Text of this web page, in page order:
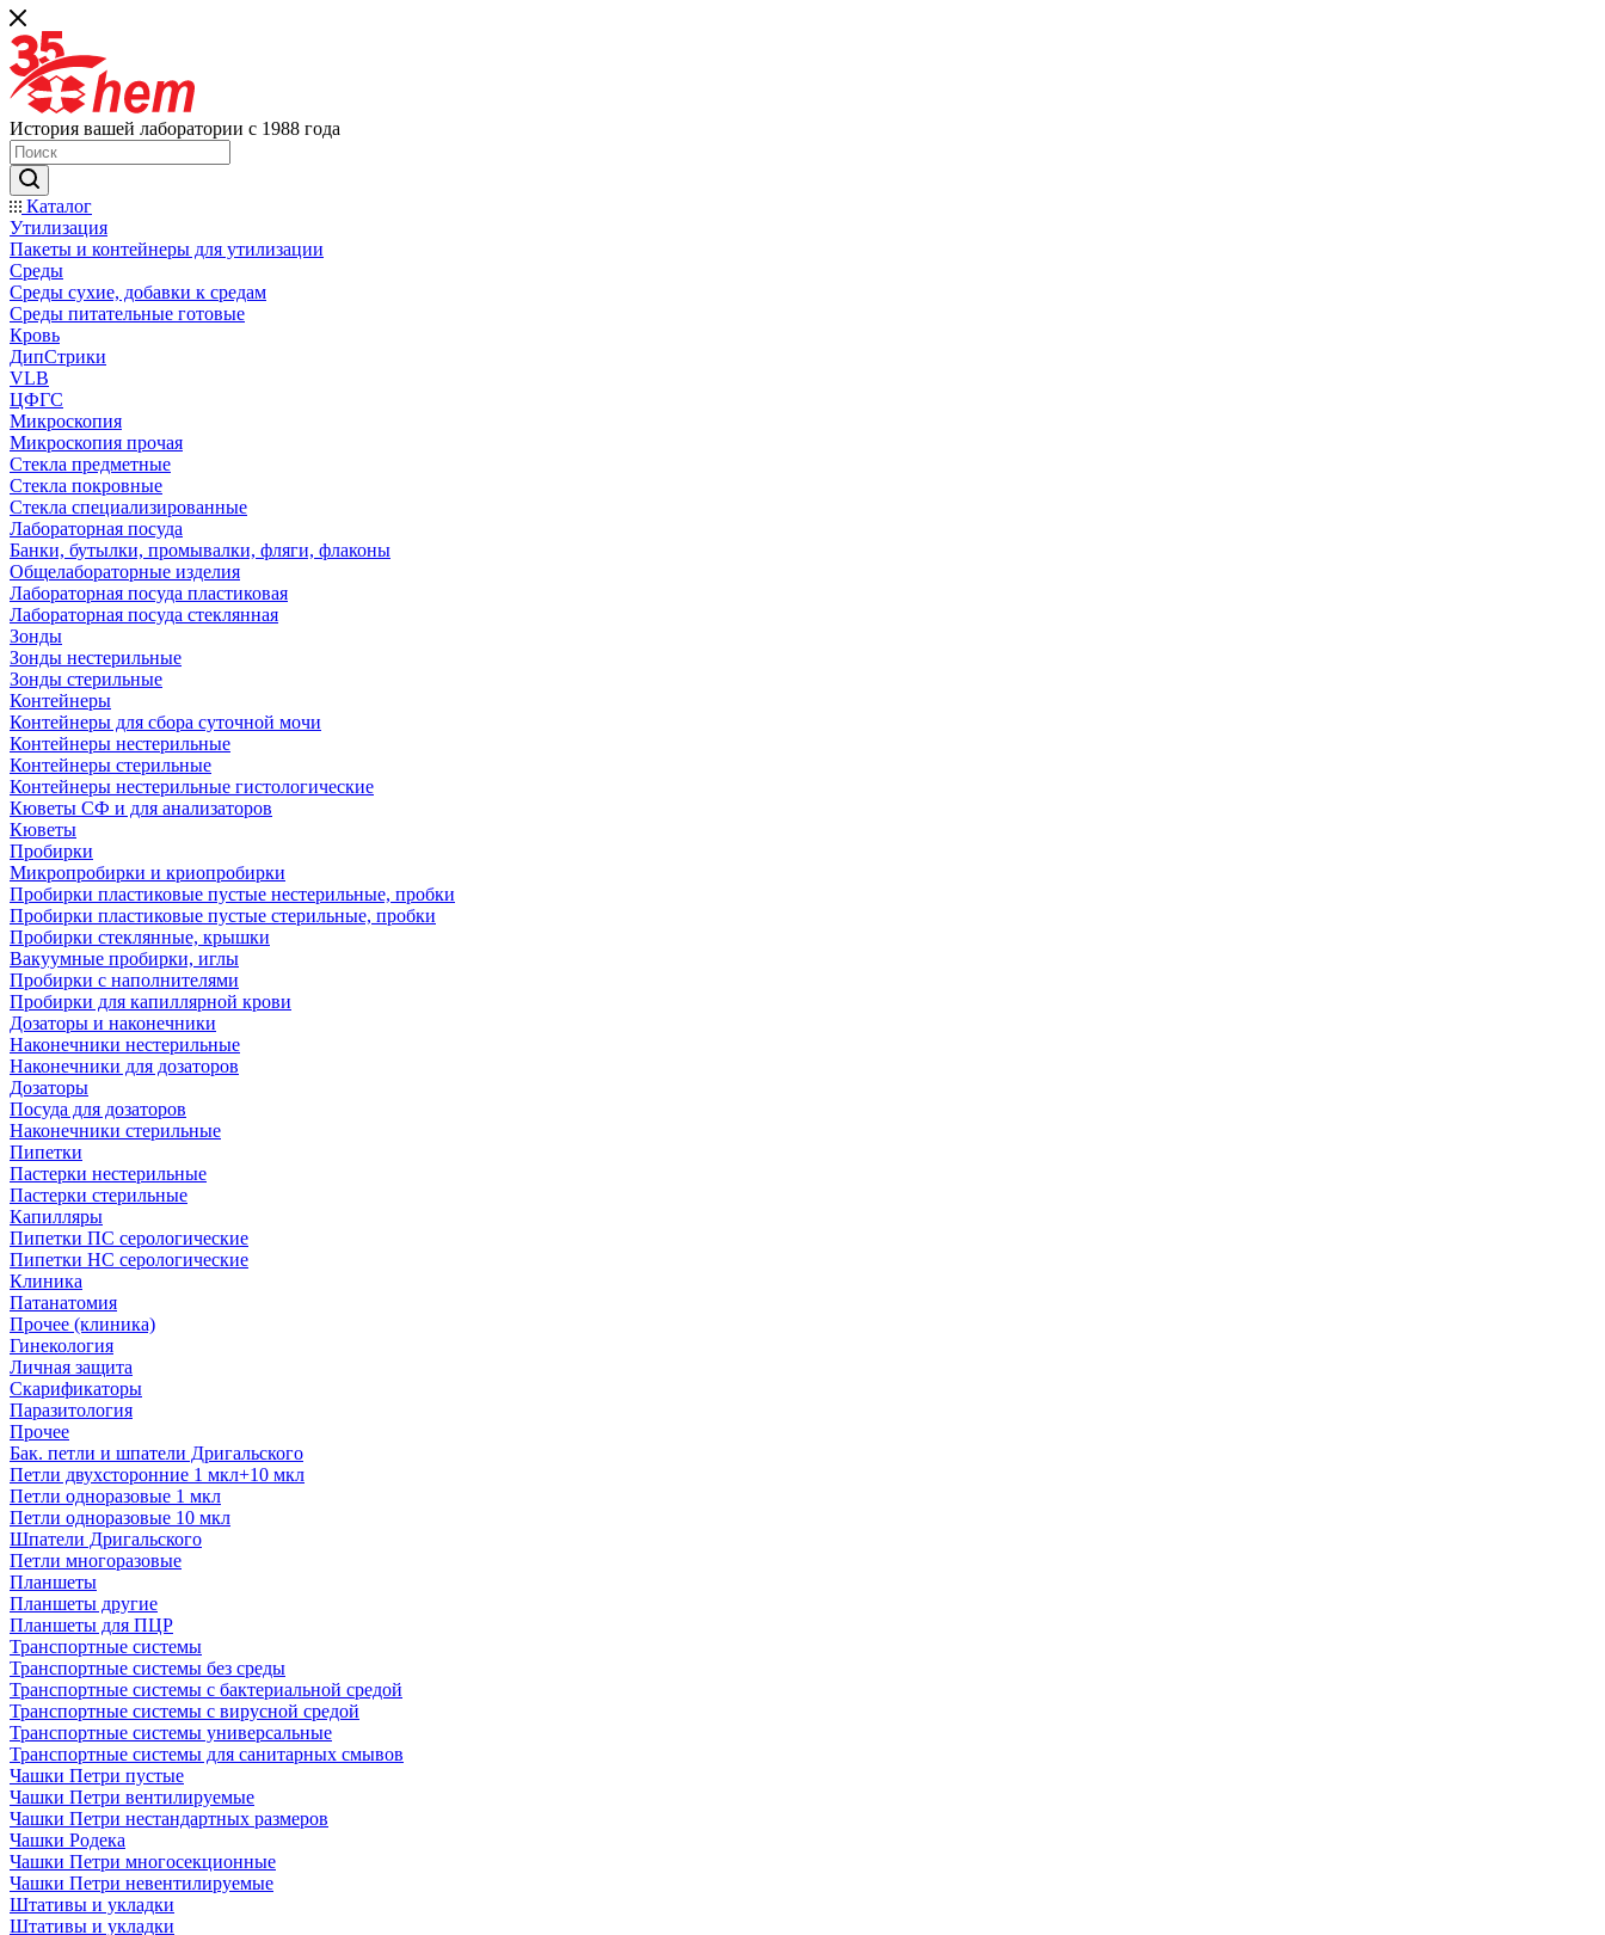
История вашей лаборатории с 1988 года
Каталог
Утилизация
Пакеты и контейнеры для утилизации
Среды
Среды сухие, добавки к средам
Среды питательные готовые
Кровь
ДипСтрики
VLB
ЦФГС
Микроскопия
Микроскопия прочая
Стекла предметные
Стекла покровные
Стекла специализированные
Лабораторная посуда
Банки, бутылки, промывалки, фляги, флаконы
Общелабораторные изделия
Лабораторная посуда пластиковая
Лабораторная посуда стеклянная
Зонды
Зонды нестерильные
Зонды стерильные
Контейнеры
Контейнеры для сбора суточной мочи
Контейнеры нестерильные
Контейнеры стерильные
Контейнеры нестерильные гистологические
Кюветы СФ и для анализаторов
Кюветы
Пробирки
Микропробирки и криопробирки
Пробирки пластиковые пустые нестерильные, пробки
Пробирки пластиковые пустые стерильные, пробки
Пробирки стеклянные, крышки
Вакуумные пробирки, иглы
Пробирки с наполнителями
Пробирки для капиллярной крови
Дозаторы и наконечники
Наконечники нестерильные
Наконечники для дозаторов
Дозаторы
Посуда для дозаторов
Наконечники стерильные
Пипетки
Пастерки нестерильные
Пастерки стерильные
Капилляры
Пипетки ПС серологические
Пипетки НС серологические
Клиника
Патанатомия
Прочее (клиника)
Гинекология
Личная защита
Скарификаторы
Паразитология
Прочее
Бак. петли и шпатели Дригальского
Петли двухсторонние 1 мкл+10 мкл
Петли одноразовые 1 мкл
Петли одноразовые 10 мкл
Шпатели Дригальского
Петли многоразовые
Планшеты
Планшеты другие
Планшеты для ПЦР
Транспортные системы
Транспортные системы без среды
Транспортные системы с бактериальной средой
Транспортные системы с вирусной средой
Транспортные системы универсальные
Транспортные системы для санитарных смывов
Чашки Петри пустые
Чашки Петри вентилируемые
Чашки Петри нестандартных размеров
Чашки Родека
Чашки Петри многосекционные
Чашки Петри невентилируемые
Штативы и укладки
Штативы и укладки